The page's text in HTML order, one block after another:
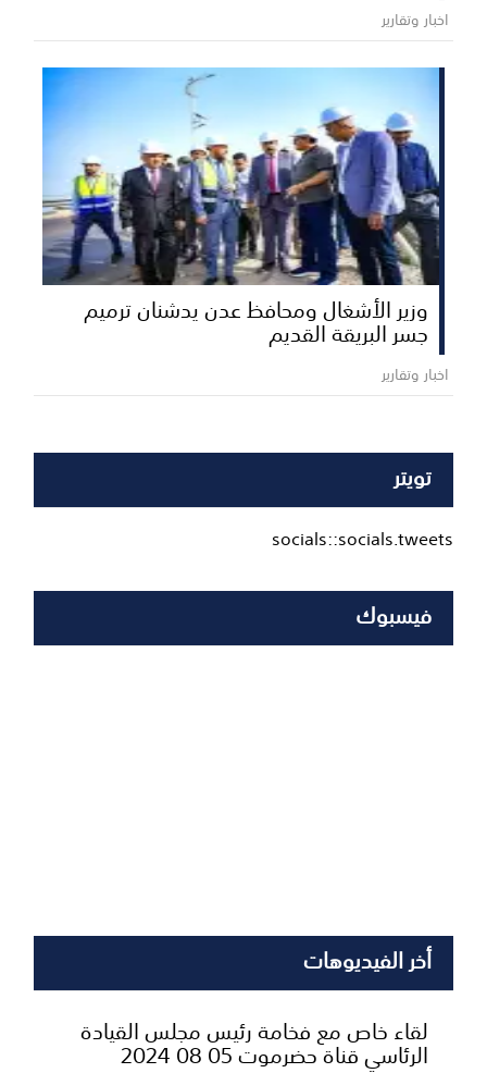
اخبار وتقارير
وزير الأشغال ومحافظ عدن يدشنان ترميم
جسر البريقة القديم
اخبار وتقارير
تويتر
socials::socials.tweets
فيسبوك
أخر الفيديوهات
لقاء خاص مع فخامة رئيس مجلس القيادة
الرئاسي قناة حضرموت 05 08 2024